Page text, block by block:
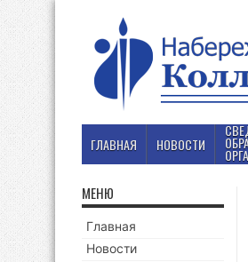
ГЛАВНАЯ НОВОСТИ
МЕНЮ
Главная
Новости